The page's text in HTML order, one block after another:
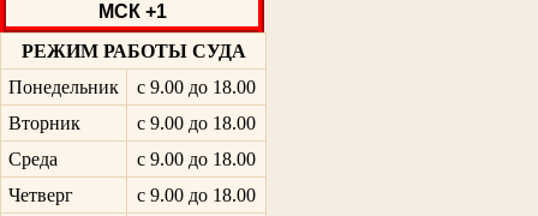
МСК +1
РЕЖИМ РАБОТЫ СУДА
Понедельник
с 9.00 до 18.00
Вторник
с 9.00 до 18.00
Среда
с 9.00 до 18.00
Четверг
с 9.00 до 18.00